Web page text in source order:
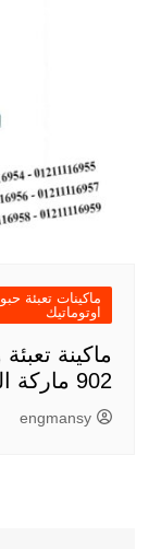
ماكينات تعبئة
اوتوماتيك
ماكينة
902 ماركة المهندس منسى
engmansy